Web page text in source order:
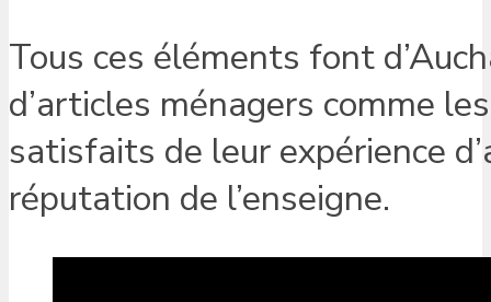
Tous ces éléments font
d’articles ménagers comme
satisfaits de leur expérience
réputation de l’enseigne.